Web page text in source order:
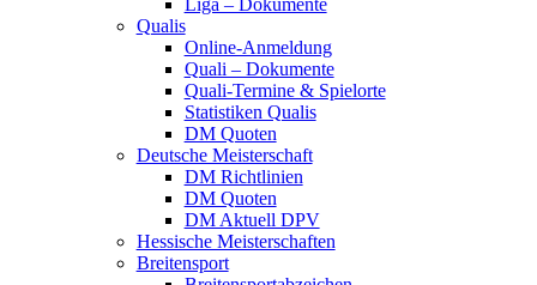
Liga – Dokumente
Qualis
Online-Anmeldung
Quali – Dokumente
Quali-Termine & Spielorte
Statistiken Qualis
DM Quoten
Deutsche Meisterschaft
DM Richtlinien
DM Quoten
DM Aktuell DPV
Hessische Meisterschaften
Breitensport